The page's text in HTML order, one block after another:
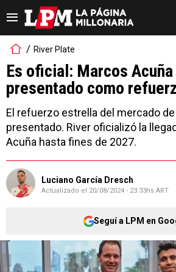
River Plate
Es oficial: Marcos
presentado como
El refuerzo estrella del mercado
presentado. River oficializó la
Acuña hasta fines de 2027.
Luciano García Dresch
Actualizado el 20/08/2024 - 23:33hs ART
Seguí a LPM en